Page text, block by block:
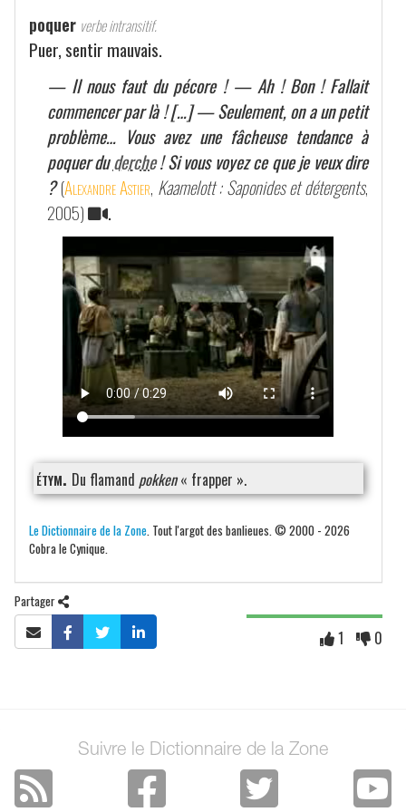
poquer verbe intransitif.
Puer, sentir mauvais.
— Il nous faut du pécore ! — Ah ! Bon ! Fallait
commencer par là ! […] — Seulement, on a un petit
problème… Vous avez une fâcheuse tendance à
poquer duderche! Si vous voyez ce que je veux dire
? (Alexandre Astier, Kaamelott : Saponides et détergents,
2005)
.
étym. Du flamand pokken« frapper ».
Le Dictionnaire de la Zone . Tout l'argot des banlieues. © 2000 - 2026
Cobra le Cynique.
Partager
1 0
Suivre le Dictionnaire de la Zone